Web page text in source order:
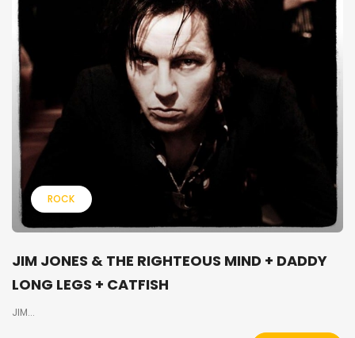
ROCK
JIM JONES & THE RIGHTEOUS MIND + DADDY
LONG LEGS + CATFISH
JIM...